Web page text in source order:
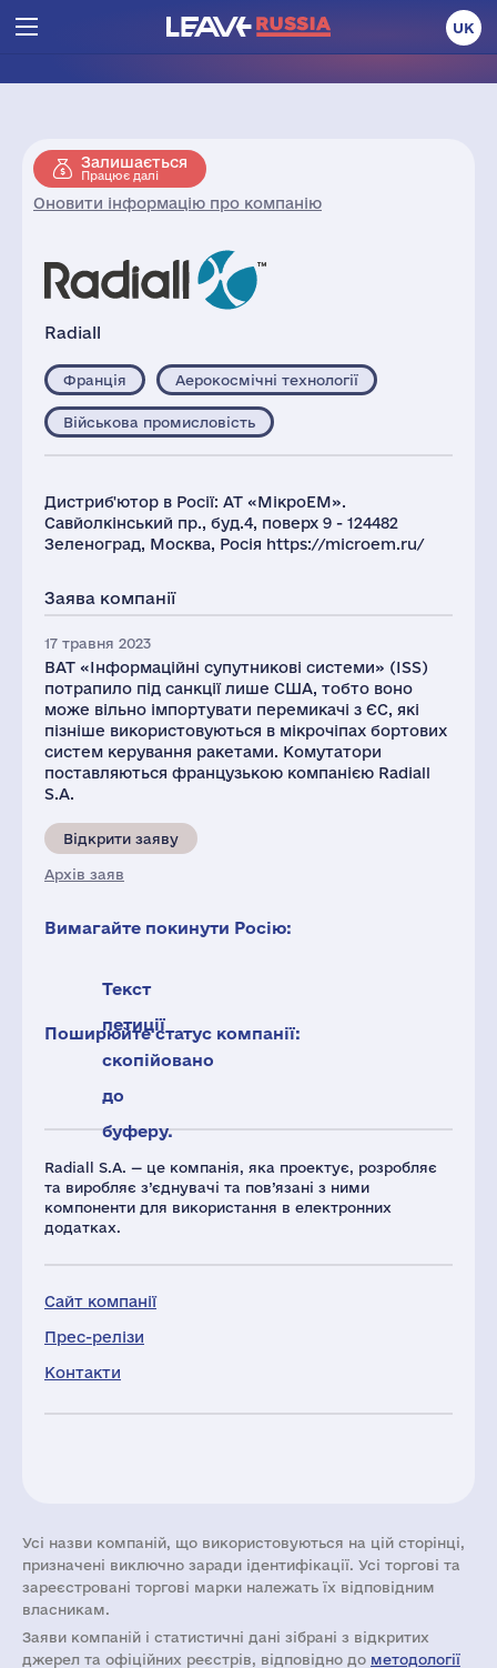
UK
Залишається
Працює далі
Оновити інформацію про компанію
Radiall
Radiall S.A. — це компанія, яка проектує, розробляє
та виробляє з’єднувачі та пов’язані з ними
компоненти для використання в електронних
додатках.
Сайт компанії
Прес-релізи
Контакти
Франція Аерокосмічні технології
Військова промисловість
Дистриб'ютор в Росії: АТ «МікроЕМ».
Савйолкінський пр., буд.4, поверх 9 - 124482
Зеленоград, Москва, Росія https://microem.ru/
Заява компанії
17 травня 2023
ВАТ «Інформаційні супутникові системи» (ISS)
потрапило під санкції лише США, тобто воно
може вільно імпортувати перемикачі з ЄС, які
пізніше використовуються в мікрочіпах бортових
систем керування ракетами. Комутатори
поставляються французькою компанією Radiall
S.A.
Відкрити заяву
Архів заяв
Вимагайте покинути Росію:
Текст
петиції
скопійовано
до
буферу.
Поширюйте статус компанії:
Усі назви компаній, що використовуються на цій сторінці,
призначені виключно заради ідентифікації. Усі торгові та
зареєстровані торгові марки належать їх відповідним
власникам.
Заяви компаній i статистичні дані зібрані з відкритих
джерел та офіційних реєстрів, відповідно до методології